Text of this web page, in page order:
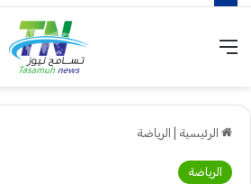
القائمة
الرئيسية الرياضة
الرياضة